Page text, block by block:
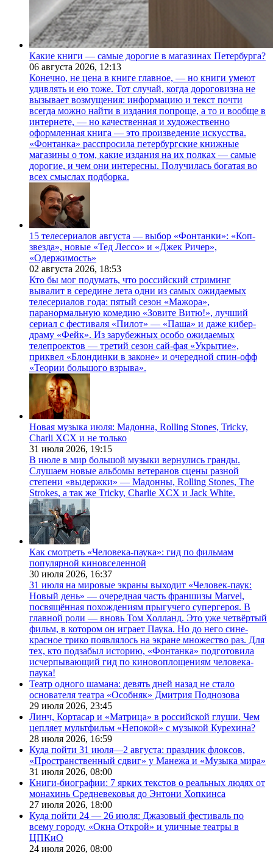
Какие книги — самые дорогие в магазинах Петербурга?
06 августа 2026, 12:13
Конечно, не цена в книге главное, — но книги умеют
удивлять и ею тоже. Тот случай, когда дороговизна не
вызывает возмущения: информацию и текст почти
всегда можно найти в издания попроще, а то и вообще в
интернете, — но качественная и художественно
оформленная книга — это произведение искусства.
«Фонтанка» расспросила петербургские книжные
магазины о том, какие издания на их полках — самые
дорогие, и чем они интересны. Получилась богатая во
всех смыслах подборка.
15 телесериалов августа — выбор «Фонтанки»: «Коп-
звезда», новые «Тед Лессо» и «Джек Ричер»,
«Одержимость»
02 августа 2026, 18:53
Кто бы мог подумать, что российский стриминг
вывалит в середине лета одни из самых ожидаемых
телесериалов года: пятый сезон «Мажора»,
паранормальную комедию «Зовите Витю!», лучший
сериал с фестиваля «Пилот» — «Паша» и даже кибер-
драму «Фейк». Из зарубежных особо ожидаемых
телепроектов — третий сезон сай-фая «Укрытие»,
приквел «Блондинки в законе» и очередной спин-офф
«Теории большого взрыва».
Новая музыка июля: Мадонна, Rolling Stones, Tricky,
Charli XCX и не только
31 июля 2026, 19:15
В июле в мир большой музыки вернулись гранды.
Слушаем новые альбомы ветеранов сцены разной
степени «выдержки» — Мадонны, Rolling Stones, The
Strokes, а так же Tricky, Charlie XCX и Jack White.
Как смотреть «Человека-паука»: гид по фильмам
популярной киновселенной
30 июля 2026, 16:37
31 июля на мировые экраны выходит «Человек-паук:
Новый день» — очередная часть франшизы Marvel,
посвящённая похождениям прыгучего супергероя. В
главной роли — вновь Том Холланд. Это уже четвёртый
фильм, в котором он играет Паука. Но до него сине-
красное трико появлялось на экране множество раз. Для
тех, кто подзабыл историю, «Фонтанка» подготовила
исчерпывающий гид по киновоплощениям человека-
паука!
Театр одного шамана: девять дней назад не стало
основателя театра «Особняк» Дмитрия Поднозова
29 июля 2026, 23:45
Линч, Кортасар и «Матрица» в российской глуши. Чем
цепляет мультфильм «Непокой» с музыкой Курехина?
28 июля 2026, 16:59
Куда пойти 31 июля—2 августа: праздник флоксов,
«Пространственный сдвиг» у Манежа и «Музыка мира»
31 июля 2026, 08:00
Книги-биографии: 7 ярких текстов о реальных людях от
монахинь Средневековья до Энтони Хопкинса
27 июля 2026, 18:00
Куда пойти 24 — 26 июля: Джазовый фестиваль по
всему городу, «Окна Открой» и уличные театры в
ЦПКиО
24 июля 2026, 08:00